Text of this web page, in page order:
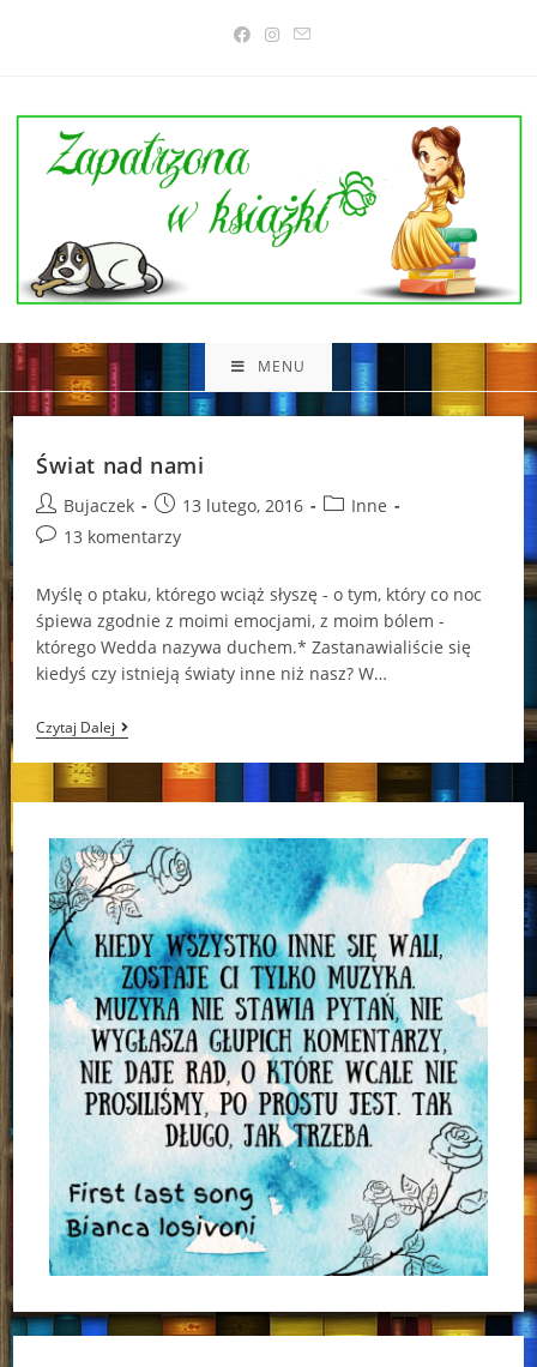
MENU
Świat nad nami
Post
author:
Bujaczek
Post
published:
13 lutego, 2016
PostInne
Post13 komentarzy
Myślę o ptaku, którego wciąż słyszę - o tym, który co noc
śpiewa zgodnie z moimi emocjami, z moim bólem -
którego Wedda nazywa duchem.* Zastanawialiście się
kiedyś czy istnieją światy inne niż nasz? W…
Czytaj DalejŚwiat
Nad
Nami